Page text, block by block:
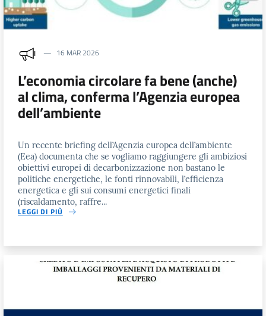
16 MAR 2026
L’economia circolare fa bene (anche)
al clima, conferma l’Agenzia europea
dell’ambiente
Un recente briefing dell’Agenzia europea dell’ambiente
(Eea) documenta che se vogliamo raggiungere gli ambiziosi
obiettivi europei di decarbonizzazione non bastano le
politiche energetiche, le fonti rinnovabili, l’efficienza
energetica e gli sui consumi energetici finali
(riscaldamento, raffre...
LEGGI DI PIÙ